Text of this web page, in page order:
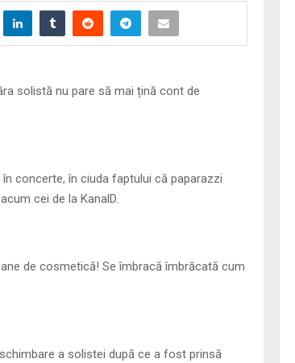
solistă nu pare să mai țină cont de
concerte, în ciuda faptului că paparazzi
cei de la KanalD.
de cosmetică! Se îmbracă îmbrăcată cum
a solistei după ce a fost prinsă